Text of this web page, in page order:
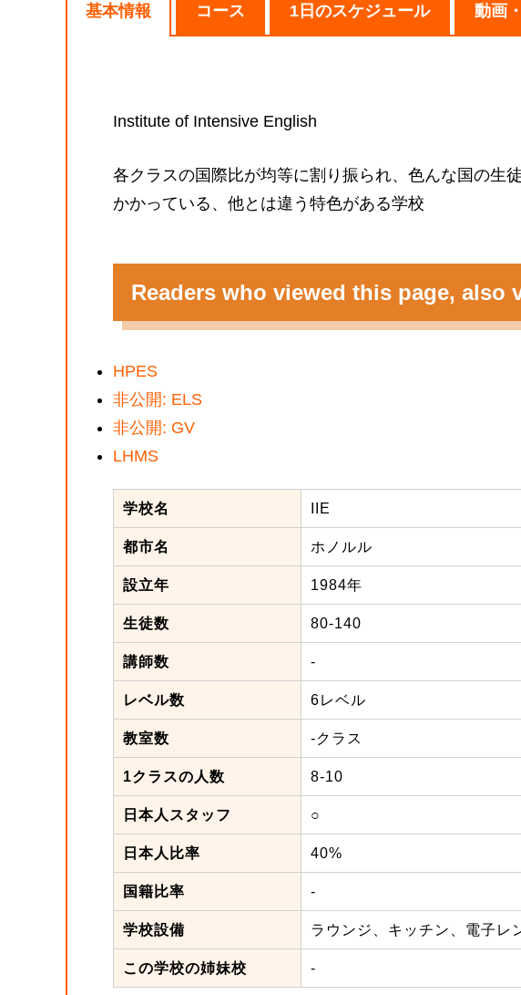
基本情報 コース 1日のスケジュール 動画
Institute of Intensive English
各クラスの国際比が均等に割り振られ、色んな国の生
かかっている、他とは違う特色がある学校
Readers who viewed this page, also
HPES
非公開: ELS
非公開: GV
LHMS
学校名 IIE
都市名 ホノルル
設立年 1984年
生徒数 80-140
講師数 -
レベル数 6レベル
教室数 -クラス
1クラスの人数 8-10
日本人スタッフ ○
日本人比率 40%
国籍比率 -
学校設備 ラウンジ、キッチン、電子レ
この学校の姉妹校 -